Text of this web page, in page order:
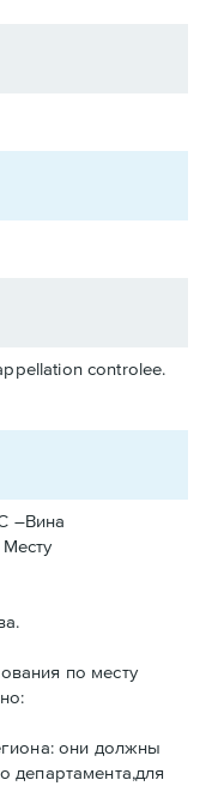
cоntrolee.
–Вина
по месту
они должны
департамента,для